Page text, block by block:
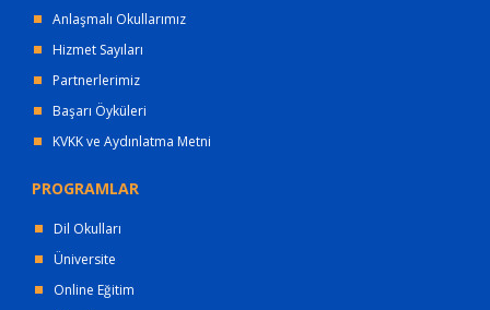
Anlaşmalı Okullarımız
Hizmet Sayıları
Partnerlerimiz
Başarı Öyküleri
KVKK ve Aydınlatma Metni
PROGRAMLAR
Dil Okulları
Üniversite
Online Eğitim